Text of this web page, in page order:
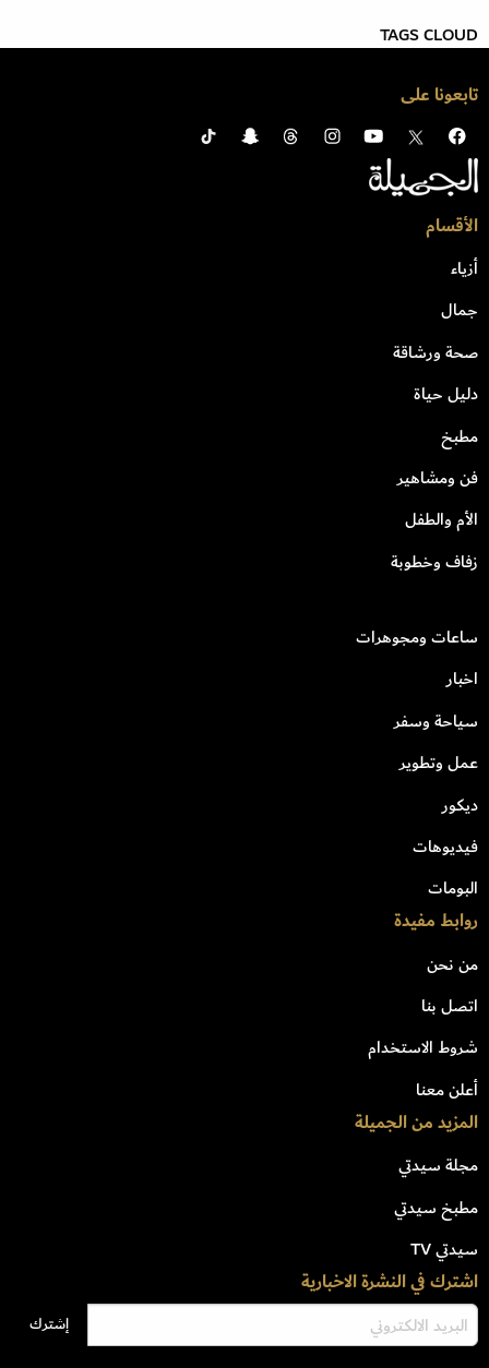
TAGS CLOUD
تابعونا على
الأقسام
أزياء
جمال
صحة ورشاقة
دليل حياة
مطبخ
فن ومشاهير
الأم والطفل
زفاف وخطوبة
ساعات ومجوهرات
اخبار
سياحة وسفر
عمل وتطوير
ديكور
فيديوهات
البومات
روابط مفيدة
من نحن
اتصل بنا
شروط الاستخدام
أعلن معنا
المزيد من الجميلة
مجلة سيدتي
مطبخ سيدتي
سيدتي TV
اشترك في النشرة الاخبارية